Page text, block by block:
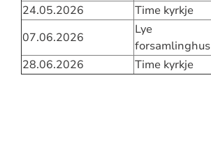
24.05.2026
Time kyrkje
07.06.2026
Lye
forsamlinghus
28.06.2026
Time kyrkje